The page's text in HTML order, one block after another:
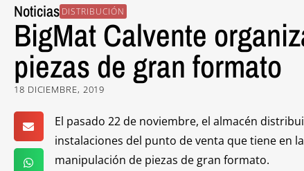
Noticias DISTRIBUCIÓN
BigMat Calvente
piezas de gran formato
18 DICIEMBRE, 2019
El pasado 22 de noviembre, el almacén
instalaciones del punto de venta que tiene en
manipulación de piezas de gran formato.